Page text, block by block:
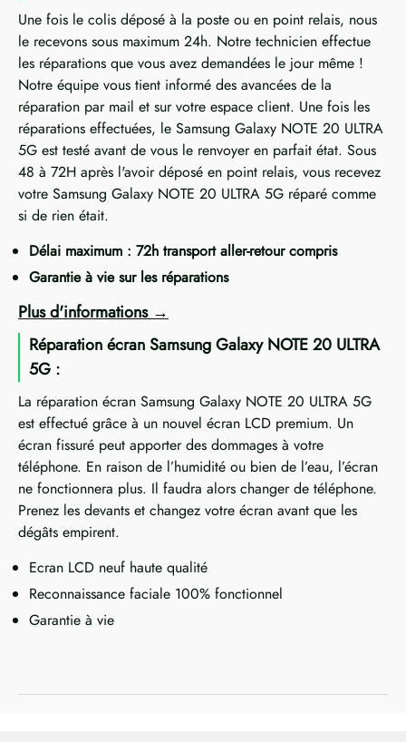
Une fois le colis déposé à la poste ou en point relais, nous
le recevons sous maximum 24h. Notre technicien effectue
les réparations que vous avez demandées le jour même !
Notre équipe vous tient informé des avancées de la
réparation par mail et sur votre espace client. Une fois les
réparations effectuées, le Samsung Galaxy NOTE 20 ULTRA
5G est testé avant de vous le renvoyer en parfait état. Sous
48 à 72H après l'avoir déposé en point relais, vous recevez
votre Samsung Galaxy NOTE 20 ULTRA 5G réparé comme
si de rien était.
Délai maximum : 72h transport aller-retour compris
Garantie à vie sur les réparations
Plus d'informations
Réparation écran Samsung Galaxy NOTE 20 ULTRA
5G :
La réparation écran Samsung Galaxy NOTE 20 ULTRA 5G
est effectué grâce à un nouvel écran LCD premium. Un
écran fissuré peut apporter des dommages à votre
téléphone. En raison de l’humidité ou bien de l’eau, l’écran
ne fonctionnera plus. Il faudra alors changer de téléphone.
Prenez les devants et changez votre écran avant que les
dégâts empirent.
Ecran LCD neuf haute qualité
Reconnaissance faciale 100% fonctionnel
Garantie à vie